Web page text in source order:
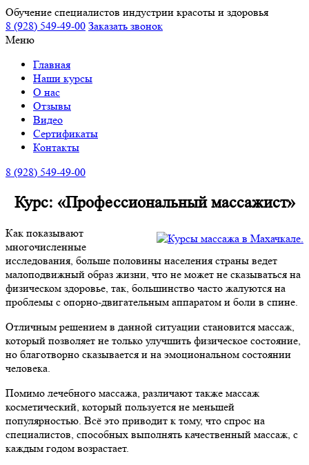
Обучение специалистов индустрии красоты и здоровья
8 (928) 549-49-00 Заказать звонок
Меню
Главная
Наши курсы
О нас
Отзывы
Видео
Сертификаты
Контакты
8 (928) 549-49-00
Курс: «Профессиональный массажист»
Как показывают
многочисленные
исследования, больше половины населения страны ведет
малоподвижный образ жизни, что не может не сказываться на
физическом здоровье, так, большинство часто жалуются на
проблемы с опорно-двигательным аппаратом и боли в спине.
Отличным решением в данной ситуации становится массаж,
который позволяет не только улучшить физическое состояние,
но благотворно сказывается и на эмоциональном состоянии
человека.
Помимо лечебного массажа, различают также массаж
косметический, который пользуется не меньшей
популярностью. Всё это приводит к тому, что спрос на
специалистов, способных выполнять качественный массаж, с
каждым годом возрастает.